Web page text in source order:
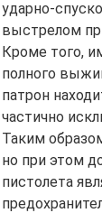
ударно-
выстрелом
Кроме того,
полного
патрон
частично
Таким
но при этом
пистолета